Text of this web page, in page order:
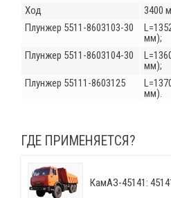
Ход
3400
Плунжер 5511-8603103-30
мм);
Плунжер 5511-8603104-30
мм);
Плунжер 55111-8603125
мм).
ГДЕ ПРИМЕНЯЕТСЯ?
КамАЗ-45141: